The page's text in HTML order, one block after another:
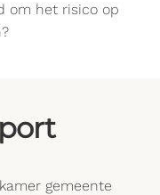
om het risico op
gemeente